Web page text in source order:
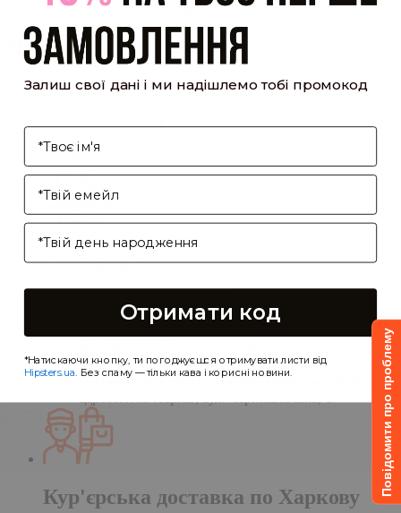
Повідомити про проблему
[cf7form cf7key="wholesale-popup"]
Обсмажування кави
[cf7form cf7key="roasting-popup"]
Умови доставки та оплати
Самовивіз
Самовивіз дає Вам можливість оформити
замовлення на сайті, а забрати його в нашій
кав'ярні. Деталі:
протягом однієї доби після обробки замовлення;
Чекаємо Вас у гості в кав'ярні
за
Кур'єрська доставка по Харкову
Залиш свої дані і ми надішлемо тобі промокод
І'мя
Enter your email address
Birthday
Отримати код
*Натискаючи кнопку, ти погоджуєшся отримувати листи від
Hipsters.ua. Без спаму — тільки кава і корисні новини.